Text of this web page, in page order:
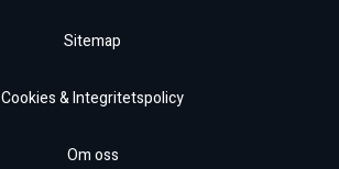
Sitemap
Cookies & Integritetspolicy
Om oss